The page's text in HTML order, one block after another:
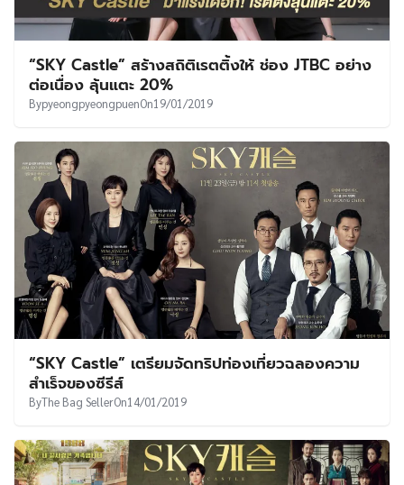
“SKY Castle” สร้างสถิติเรตติ้งให้ ช่อง JTBC อย่าง
ต่อเนื่อง ลุ้นแตะ 20%
BypyeongpyeongpuenOn19/01/2019
“SKY Castle” เตรียมจัดทริปท่องเที่ยวฉลองความ
สำเร็จของซีรีส์
ByThe Bag SellerOn14/01/2019